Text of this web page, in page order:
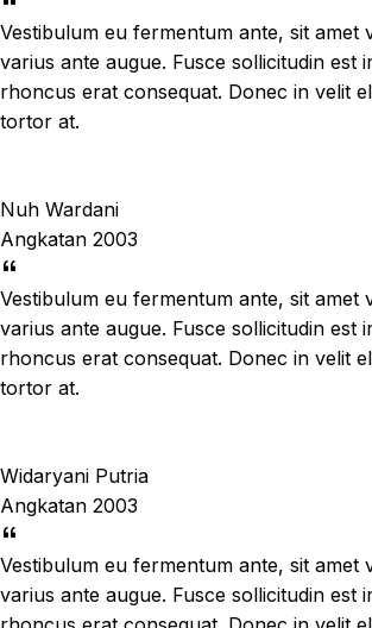
Vestibulum eu fermentum ante, sit amet
varius ante augue. Fusce sollicitudin est
rhoncus erat consequat. Donec in velit
tortor at.
Nuh Wardani
Angkatan 2003
Vestibulum eu fermentum ante, sit amet
varius ante augue. Fusce sollicitudin est
rhoncus erat consequat. Donec in velit
tortor at.
Widaryani Putria
Angkatan 2003
Vestibulum eu fermentum ante, sit amet
varius ante augue. Fusce sollicitudin est